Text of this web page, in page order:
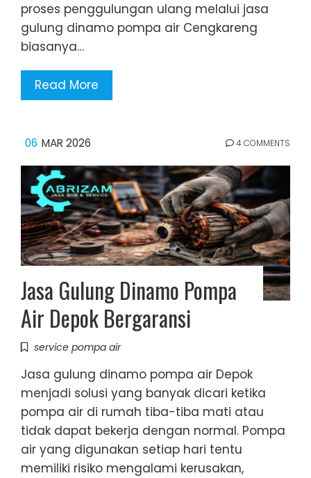
proses penggulungan ulang melalui jasa
gulung dinamo pompa air Cengkareng
biasanya…
Read More
06 MAR 2026 4 COMMENTS
Jasa Gulung Dinamo Pompa
Air Depok Bergaransi
service pompa air
Jasa gulung dinamo pompa air Depok
menjadi solusi yang banyak dicari ketika
pompa air di rumah tiba-tiba mati atau
tidak dapat bekerja dengan normal. Pompa
air yang digunakan setiap hari tentu
memiliki risiko mengalami kerusakan,